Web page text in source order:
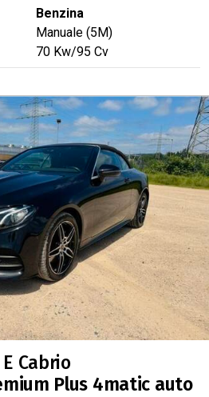
Benzina
Manuale (5M)
70 Kw/95 Cv
Cabrio
Plus 4matic auto